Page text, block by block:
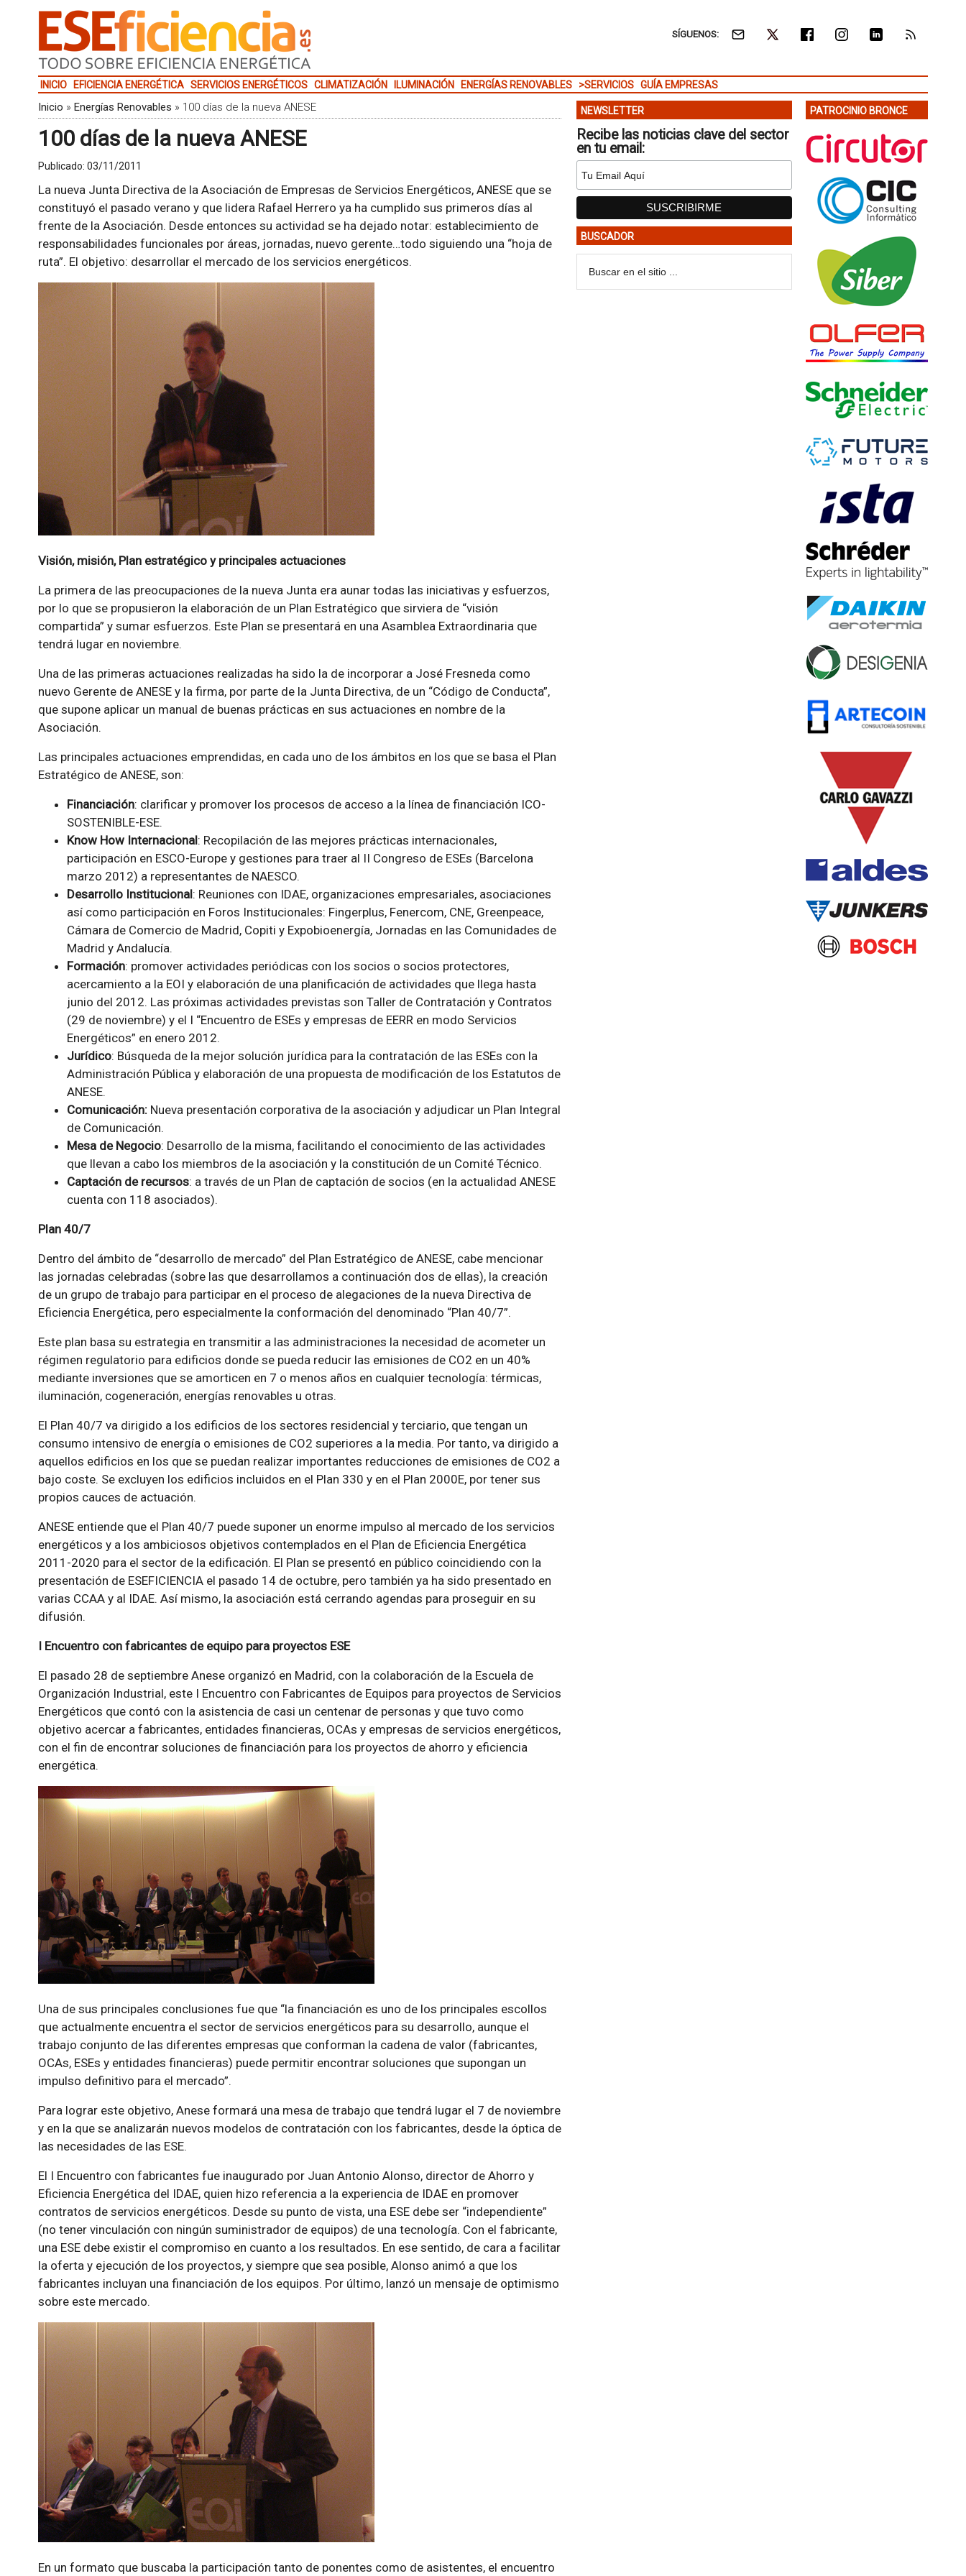
SÍGUENOS:
INICIO EFICIENCIA ENERGÉTICA SERVICIOS ENERGÉTICOS CLIMATIZACIÓN ILUMINACIÓN ENERGÍAS RENOVABLES >SERVICIOS GUÍA EMPRESAS
Inicio » Energías Renovables » 100 días de la nueva ANESE
100 días de la nueva ANESE
Publicado: 03/11/2011
La nueva Junta Directiva de la Asociación de Empresas de Servicios Energéticos, ANESE que se
constituyó el pasado verano y que lidera Rafael Herrero ya ha cumplido sus primeros días al
frente de la Asociación. Desde entonces su actividad se ha dejado notar: establecimiento de
responsabilidades funcionales por áreas, jornadas, nuevo gerente…todo siguiendo una “hoja de
ruta”. El objetivo: desarrollar el mercado de los servicios energéticos.
Visión, misión, Plan estratégico y principales actuaciones
La primera de las preocupaciones de la nueva Junta era aunar todas las iniciativas y esfuerzos,
por lo que se propusieron la elaboración de un Plan Estratégico que sirviera de “visión
compartida” y sumar esfuerzos. Este Plan se presentará en una Asamblea Extraordinaria que
tendrá lugar en noviembre.
Una de las primeras actuaciones realizadas ha sido la de incorporar a José Fresneda como
nuevo Gerente de ANESE y la firma, por parte de la Junta Directiva, de un “Código de Conducta”,
que supone aplicar un manual de buenas prácticas en sus actuaciones en nombre de la
Asociación.
Las principales actuaciones emprendidas, en cada uno de los ámbitos en los que se basa el Plan
Estratégico de ANESE, son:
Financiación: clarificar y promover los procesos de acceso a la línea de financiación ICO-
SOSTENIBLE-ESE.
Know How Internacional: Recopilación de las mejores prácticas internacionales,
participación en ESCO-Europe y gestiones para traer al II Congreso de ESEs (Barcelona
marzo 2012) a representantes de NAESCO.
Desarrollo Institucional: Reuniones con IDAE, organizaciones empresariales, asociaciones
así como participación en Foros Institucionales: Fingerplus, Fenercom, CNE, Greenpeace,
Cámara de Comercio de Madrid, Copiti y Expobioenergía, Jornadas en las Comunidades de
Madrid y Andalucía.
Formación: promover actividades periódicas con los socios o socios protectores,
acercamiento a la EOI y elaboración de una planificación de actividades que llega hasta
junio del 2012. Las próximas actividades previstas son Taller de Contratación y Contratos
(29 de noviembre) y el I “Encuentro de ESEs y empresas de EERR en modo Servicios
Energéticos” en enero 2012.
Jurídico: Búsqueda de la mejor solución jurídica para la contratación de las ESEs con la
Administración Pública y elaboración de una propuesta de modificación de los Estatutos de
ANESE.
Comunicación:Nueva presentación corporativa de la asociación y adjudicar un Plan Integral
de Comunicación.
Mesa de Negocio: Desarrollo de la misma, facilitando el conocimiento de las actividades
que llevan a cabo los miembros de la asociación y la constitución de un Comité Técnico.
Captación de recursos: a través de un Plan de captación de socios (en la actualidad ANESE
cuenta con 118 asociados).
Plan 40/7
Dentro del ámbito de “desarrollo de mercado” del Plan Estratégico de ANESE, cabe mencionar
las jornadas celebradas (sobre las que desarrollamos a continuación dos de ellas), la creación
de un grupo de trabajo para participar en el proceso de alegaciones de la nueva Directiva de
Eficiencia Energética, pero especialmente la conformación del denominado “Plan 40/7”.
Este plan basa su estrategia en transmitir a las administraciones la necesidad de acometer un
régimen regulatorio para edificios donde se pueda reducir las emisiones de CO2 en un 40%
mediante inversiones que se amorticen en 7 o menos años en cualquier tecnología: térmicas,
iluminación, cogeneración, energías renovables u otras.
El Plan 40/7 va dirigido a los edificios de los sectores residencial y terciario, que tengan un
consumo intensivo de energía o emisiones de CO2 superiores a la media. Por tanto, va dirigido a
aquellos edificios en los que se puedan realizar importantes reducciones de emisiones de CO2 a
bajo coste. Se excluyen los edificios incluidos en el Plan 330 y en el Plan 2000E, por tener sus
propios cauces de actuación.
ANESE entiende que el Plan 40/7 puede suponer un enorme impulso al mercado de los servicios
energéticos y a los ambiciosos objetivos contemplados en el Plan de Eficiencia Energética
2011-2020 para el sector de la edificación. El Plan se presentó en público coincidiendo con la
presentación de ESEFICIENCIA el pasado 14 de octubre, pero también ya ha sido presentado en
varias CCAA y al IDAE. Así mismo, la asociación está cerrando agendas para proseguir en su
difusión.
I Encuentro con fabricantes de equipo para proyectos ESE
El pasado 28 de septiembre Anese organizó en Madrid, con la colaboración de la Escuela de
Organización Industrial, este I Encuentro con Fabricantes de Equipos para proyectos de Servicios
Energéticos que contó con la asistencia de casi un centenar de personas y que tuvo como
objetivo acercar a fabricantes, entidades financieras, OCAs y empresas de servicios energéticos,
con el fin de encontrar soluciones de financiación para los proyectos de ahorro y eficiencia
energética.
Una de sus principales conclusiones fue que “la financiación es uno de los principales escollos
que actualmente encuentra el sector de servicios energéticos para su desarrollo, aunque el
trabajo conjunto de las diferentes empresas que conforman la cadena de valor (fabricantes,
OCAs, ESEs y entidades financieras) puede permitir encontrar soluciones que supongan un
impulso definitivo para el mercado”.
Para lograr este objetivo, Anese formará una mesa de trabajo que tendrá lugar el 7 de noviembre
y en la que se analizarán nuevos modelos de contratación con los fabricantes, desde la óptica de
las necesidades de las ESE.
El I Encuentro con fabricantes fue inaugurado por Juan Antonio Alonso, director de Ahorro y
Eficiencia Energética del IDAE, quien hizo referencia a la experiencia de IDAE en promover
contratos de servicios energéticos. Desde su punto de vista, una ESE debe ser “independiente”
(no tener vinculación con ningún suministrador de equipos) de una tecnología. Con el fabricante,
una ESE debe existir el compromiso en cuanto a los resultados. En ese sentido, de cara a facilitar
la oferta y ejecución de los proyectos, y siempre que sea posible, Alonso animó a que los
fabricantes incluyan una financiación de los equipos. Por último, lanzó un mensaje de optimismo
sobre este mercado.
En un formato que buscaba la participación tanto de ponentes como de asistentes, el encuentro
NEWSLETTER
Recibe las noticias clave del sector
en tu email:
BUSCADOR
PATROCINIO BRONCE